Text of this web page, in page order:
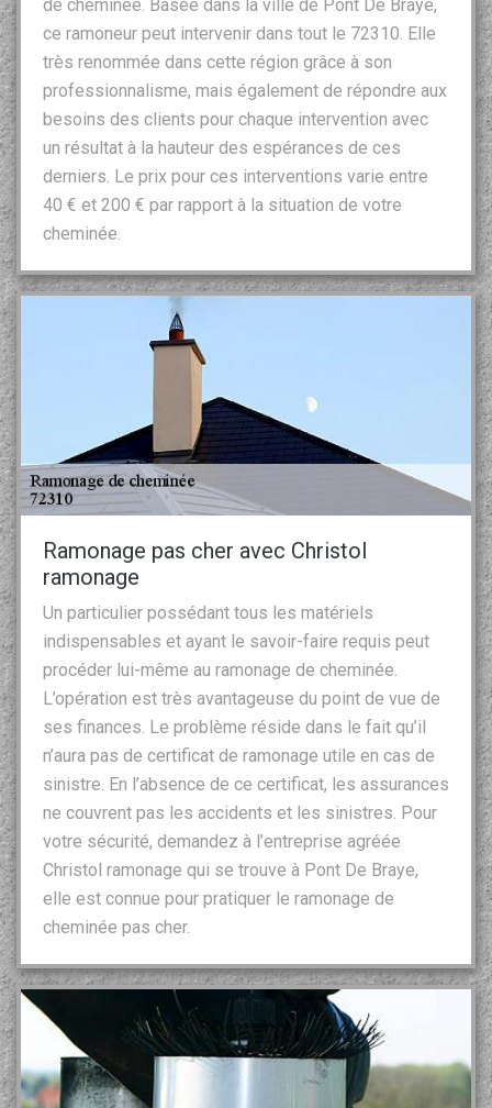
de cheminée. Basée dans la ville de Pont De Braye,
ce ramoneur peut intervenir dans tout le 72310. Elle
très renommée dans cette région grâce à son
professionnalisme, mais également de répondre aux
besoins des clients pour chaque intervention avec
un résultat à la hauteur des espérances de ces
derniers. Le prix pour ces interventions varie entre
40 € et 200 € par rapport à la situation de votre
cheminée.
Ramonage pas cher avec Christol
ramonage
Un particulier possédant tous les matériels
indispensables et ayant le savoir-faire requis peut
procéder lui-même au ramonage de cheminée.
L’opération est très avantageuse du point de vue de
ses finances. Le problème réside dans le fait qu’il
n’aura pas de certificat de ramonage utile en cas de
sinistre. En l’absence de ce certificat, les assurances
ne couvrent pas les accidents et les sinistres. Pour
votre sécurité, demandez à l’entreprise agréée
Christol ramonage qui se trouve à Pont De Braye,
elle est connue pour pratiquer le ramonage de
cheminée pas cher.